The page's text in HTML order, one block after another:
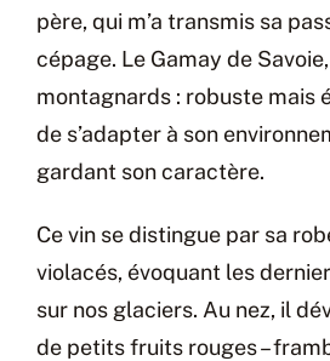
père, qui m’a transmis sa
cépage. Le Gamay de
montagnards : robuste mais
de s’adapter à son
gardant son caractère.
Ce vin se distingue par sa
violacés, évoquant les
sur nos glaciers. Au nez, il
de petits fruits rouges –